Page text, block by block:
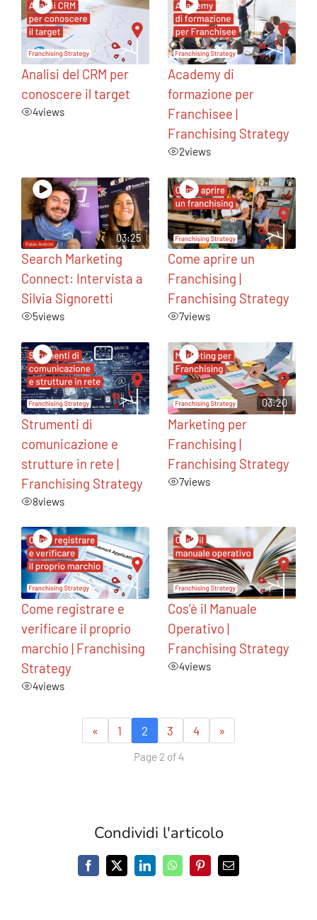
Analisi del CRM per
conoscere il target
4views
Academy di
formazione per
Franchisee |
Franchising Strategy
2views
03:25
Search Marketing
Connect: Intervista a
Silvia Signoretti
5views
Come aprire un
Franchising |
Franchising Strategy
7views
Strumenti di
comunicazione e
strutture in rete |
Franchising Strategy
8views
03:20
Marketing per
Franchising |
Franchising Strategy
7views
Come registrare e
verificare il proprio
marchio | Franchising
Strategy
4views
Cos’è il Manuale
Operativo |
Franchising Strategy
4views
« 1 2 3 4 »
Page 2 of 4
Condividi l'articolo
Facebook
X LinkedInWhatsAppPinterestEmail